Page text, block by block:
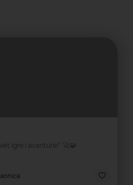
igre i avanture!" 🚀🧩